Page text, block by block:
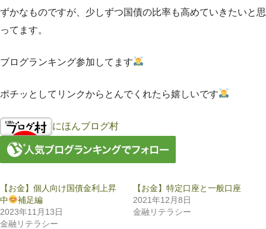
ずかなものですが、少しずつ国債の比率も高めていきたいと思
ってます。
ブログランキング参加してます
ポチッとしてリンクからとんでくれたら嬉しいです
にほんブログ村
【お金】個人向け国債金利上昇
中
補足編
2023年11月13日
金融リテラシー
【お金】特定口座と一般口座
2021年12月8日
金融リテラシー